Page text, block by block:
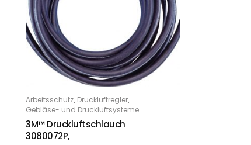
IN DEN WARENKORB
Arbeitsschutz Druckluftregler
Gebläse- und Druckluftsysteme
3M™ Druckluftschlauch
3080072P,